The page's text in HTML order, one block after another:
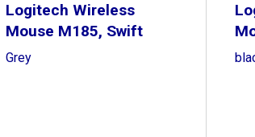
Logitech Wireless
Mouse M185, Swift
Grey